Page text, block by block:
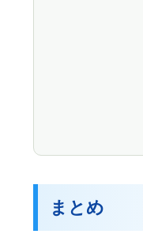
まとめ